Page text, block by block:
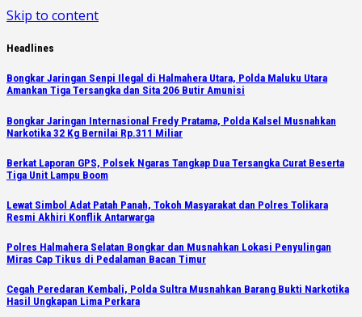
Skip to content
Headlines
Bongkar Jaringan Senpi Ilegal di Halmahera Utara, Polda Maluku Utara
Amankan Tiga Tersangka dan Sita 206 Butir Amunisi
Bongkar Jaringan Internasional Fredy Pratama, Polda Kalsel Musnahkan
Narkotika 32 Kg Bernilai Rp.311 Miliar
Berkat Laporan GPS, Polsek Ngaras Tangkap Dua Tersangka Curat Beserta
Tiga Unit Lampu Boom
Lewat Simbol Adat Patah Panah, Tokoh Masyarakat dan Polres Tolikara
Resmi Akhiri Konflik Antarwarga
Polres Halmahera Selatan Bongkar dan Musnahkan Lokasi Penyulingan
Miras Cap Tikus di Pedalaman Bacan Timur
Cegah Peredaran Kembali, Polda Sultra Musnahkan Barang Bukti Narkotika
Hasil Ungkapan Lima Perkara